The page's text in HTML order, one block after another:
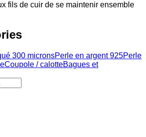
fils de cuir de se maintenir ensemble
300 micronsPerle en argent 925Perle
Coupole / calotteBagues et